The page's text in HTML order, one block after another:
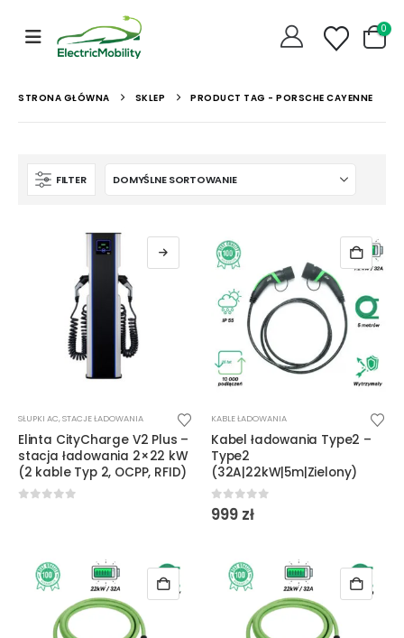
0
STRONA GŁÓWNA SKLEP PRODUCT TAG - PORSCHE CAYENNE
FILTER
produkt
ma
wiele
wariantów.
stronie
produktu
SŁUPKI AC,STACJE ŁADOWANIA
Elinta CityCharge V2 Plus –
stacja ładowania 2×22 kW
(2 kable Typ 2, OCPP, RFID)
KABLE ŁADOWANIA
Kabel ładowania Type2 –
Type2
(32A|22kW|5m|Zielony)
0out of 5
999 zł